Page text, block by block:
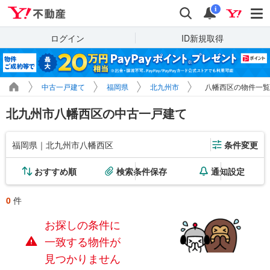
検索 通知
i
ログイン ID新規取得
中古一戸建て 福岡県 北九州市 八幡西区の物件一覧
北九州市八幡西区の中古一戸建て
福岡県｜北九州市八幡西区 条件変更
おすすめ順 検索条件保存 通知設定
0 件
お探しの条件に
一致する物件が
見つかりません